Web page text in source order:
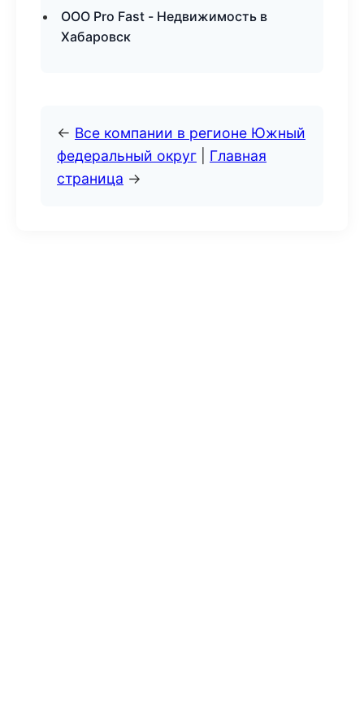
ООО Pro Fast - Недвижимость в
Хабаровск
← Все компании в регионе Южный
федеральный округ
Главная
страница →